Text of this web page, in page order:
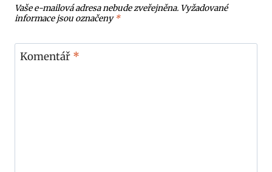
Vaše e-mailová adresa nebude zveřejněna. Vyžadované
informace jsou označeny*
Komentář *